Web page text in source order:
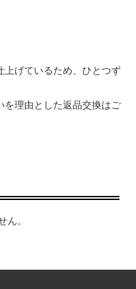
上げているため、ひとつず
を理由とした返品交換はご
ん。